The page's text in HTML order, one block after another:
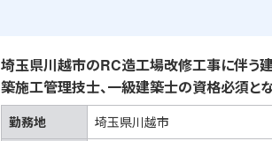
埼玉県川越市のRC造工場改修工事に伴う
築施工管理技士、一級建築士の資格必須とな
勤務地 埼玉県川越市